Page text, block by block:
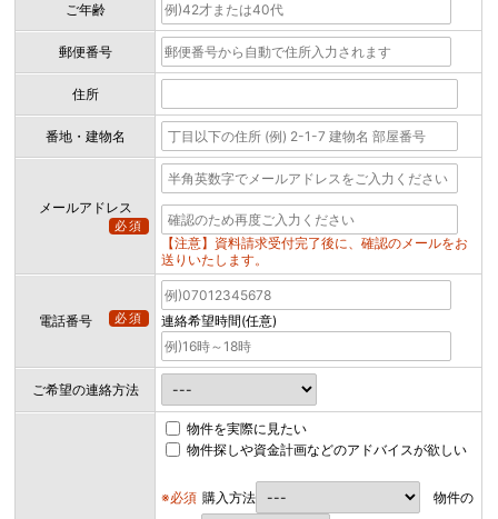
ご年齢
郵便番号
住所
番地・建物名
メールアドレス
必須
【注意】資料請求受付完了後に、確認のメールをお
送りいたします。
電話番号 必須 連絡希望時間(任意)
ご希望の連絡方法
物件を実際に見たい
物件探しや資金計画などのアドバイスが欲しい
※必須 購入方法
物件の